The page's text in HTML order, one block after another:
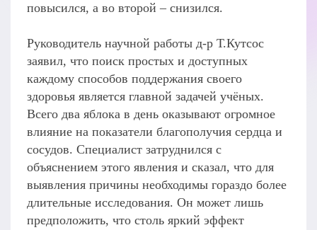
повысился, а во второй – снизился.
Руководитель научной работы д-р Т.Кутсос
заявил, что поиск простых и доступных
каждому способов поддержания своего
здоровья является главной задачей учёных.
Всего два яблока в день оказывают огромное
влияние на показатели благополучия сердца и
сосудов. Специалист затруднился с
объяснением этого явления и сказал, что для
выявления причины необходимы гораздо более
длительные исследования. Он может лишь
предположить, что столь яркий эффект